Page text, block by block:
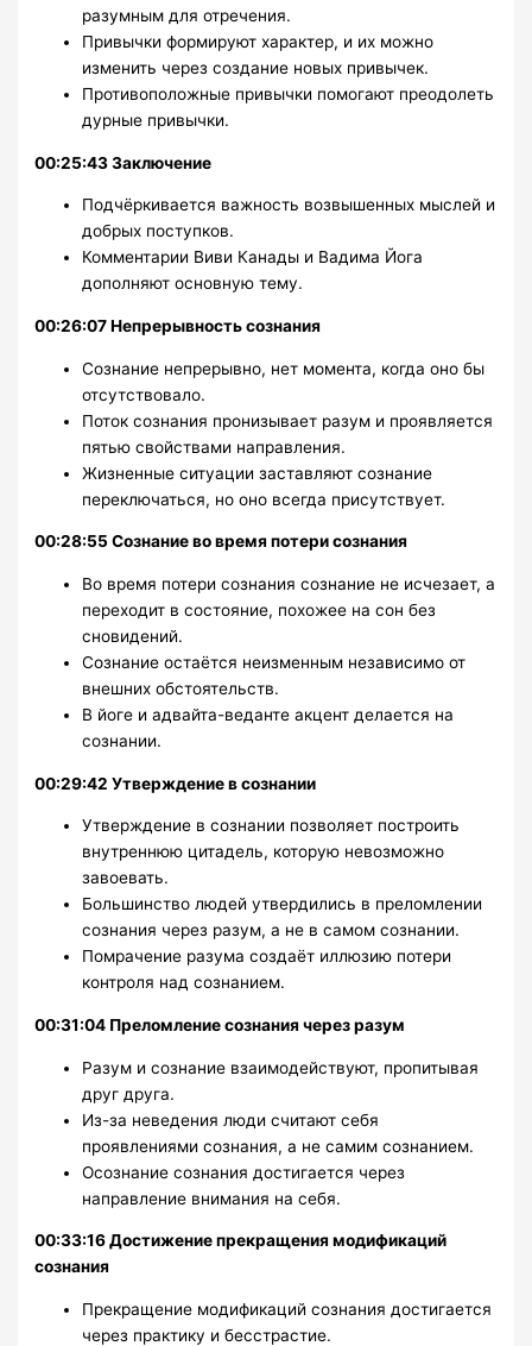
разумным для отречения.
Привычки формируют характер, и их можно
изменить через создание новых привычек.
Противоположные привычки помогают преодолеть
дурные привычки.
00:25:43 Заключение
Подчёркивается важность возвышенных мыслей и
добрых поступков.
Комментарии Виви Канады и Вадима Йога
дополняют основную тему.
00:26:07 Непрерывность сознания
Сознание непрерывно, нет момента, когда оно бы
отсутствовало.
Поток сознания пронизывает разум и проявляется
пятью свойствами направления.
Жизненные ситуации заставляют сознание
переключаться, но оно всегда присутствует.
00:28:55 Сознание во время потери сознания
Во время потери сознания сознание не исчезает, а
переходит в состояние, похожее на сон без
сновидений.
Сознание остаётся неизменным независимо от
внешних обстоятельств.
В йоге и адвайта-веданте акцент делается на
сознании.
00:29:42 Утверждение в сознании
Утверждение в сознании позволяет построить
внутреннюю цитадель, которую невозможно
завоевать.
Большинство людей утвердились в преломлении
сознания через разум, а не в самом сознании.
Помрачение разума создаёт иллюзию потери
контроля над сознанием.
00:31:04 Преломление сознания через разум
Разум и сознание взаимодействуют, пропитывая
друг друга.
Из-за неведения люди считают себя
проявлениями сознания, а не самим сознанием.
Осознание сознания достигается через
направление внимания на себя.
00:33:16 Достижение прекращения модификаций
сознания
Прекращение модификаций сознания достигается
через практику и бесстрастие.